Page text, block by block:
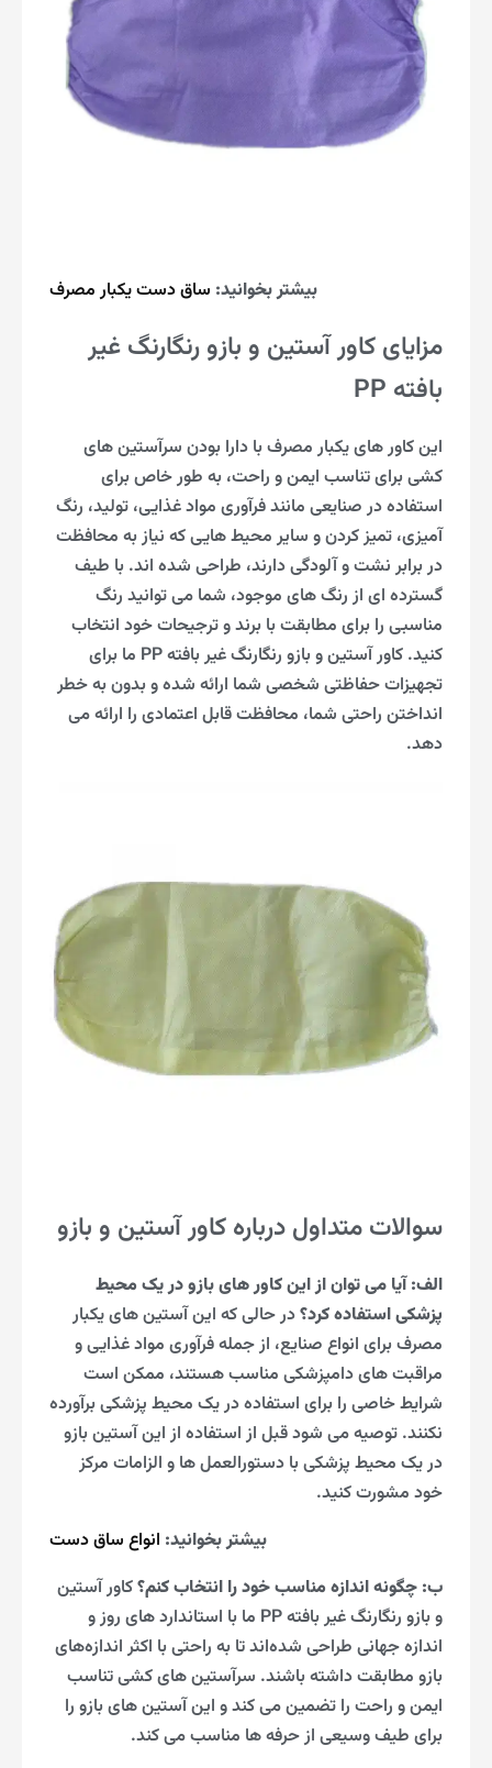
بیشتر بخوانید: ساق دست یکبار مصرف
مزایای کاور آستین و بازو رنگارنگ غیر
بافته PP
این کاور های یکبار مصرف با دارا بودن سرآستین های
کشی برای تناسب ایمن و راحت، به طور خاص برای
استفاده در صنایعی مانند فرآوری مواد غذایی، تولید، رنگ
آمیزی، تمیز کردن و سایر محیط هایی که نیاز به محافظت
در برابر نشت و آلودگی دارند، طراحی شده اند. با طیف
گسترده ای از رنگ های موجود، شما می توانید رنگ
مناسبی را برای مطابقت با برند و ترجیحات خود انتخاب
کنید. کاور آستین و بازو رنگارنگ غیر بافته PP ما برای
تجهیزات حفاظتی شخصی شما ارائه شده و بدون به خطر
انداختن راحتی شما، محافظت قابل اعتمادی را ارائه می
دهد.
سوالات متداول درباره کاور آستین و بازو
الف: آیا می توان از این کاور های بازو در یک محیط
پزشکی استفاده کرد؟در حالی که این آستین های یکبار
مصرف برای انواع صنایع، از جمله فرآوری مواد غذایی و
مراقبت های دامپزشکی مناسب هستند، ممکن است
شرایط خاصی را برای استفاده در یک محیط پزشکی برآورده
نکنند. توصیه می شود قبل از استفاده از این آستین بازو
در یک محیط پزشکی با دستورالعمل ها و الزامات مرکز
خود مشورت کنید.
بیشتر بخوانید: انواع ساق دست
ب: چگونه اندازه مناسب خود را انتخاب کنم؟کاور آستین
و بازو رنگارنگ غیر بافته PP ما با استاندارد های روز و
اندازه جهانی طراحی شده‌اند تا به راحتی با اکثر اندازه‌های
بازو مطابقت داشته باشند. سرآستین های کشی تناسب
ایمن و راحت را تضمین می کند و این آستین های بازو را
برای طیف وسیعی از حرفه ها مناسب می کند.